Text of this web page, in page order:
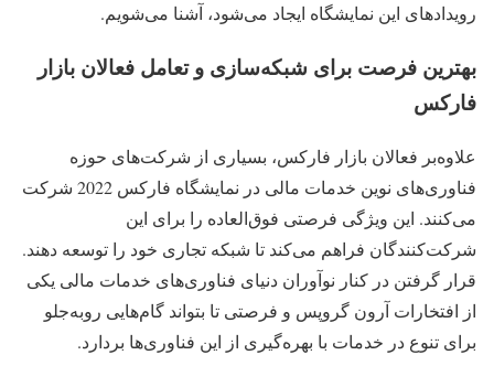
رویدادهای این نمایشگاه ایجاد می‌شود، آشنا می‌شویم.
بهترین فرصت برای شبکه‌سازی و تعامل فعالان بازار
فارکس
علاوه‌بر فعالان بازار فارکس، بسیاری از شرکت‌های حوزه
فناوری‌های نوین خدمات مالی در نمایشگاه فارکس 2022 شرکت
می‌کنند. این ویژگی فرصتی فوق‌العاده را برای این
شرکت‌کنندگان فراهم می‌کند تا شبکه تجاری خود را توسعه دهند.
قرار گرفتن در کنار نوآوران دنیای فناوری‌های خدمات مالی یکی
از افتخارات آرون گروپس و فرصتی تا بتواند گام‌هایی روبه‌جلو
برای تنوع در خدمات با بهره‌گیری از این فناوری‌ها بردارد.